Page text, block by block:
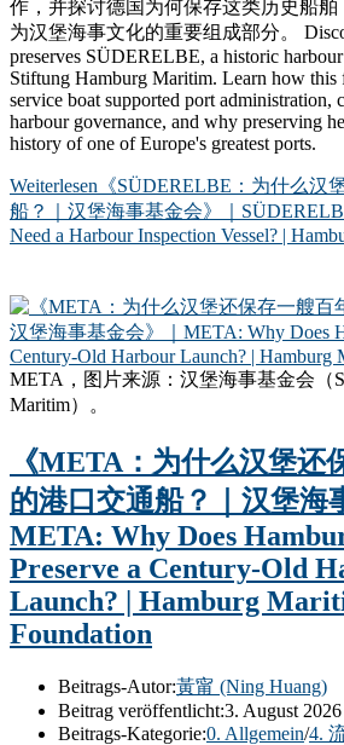
作，并探讨德国为何保存这类历史船
为汉堡海事文化的重要组成部分。
preserves SÜDERELBE, a historic
Stiftung Hamburg Maritim. Learn how this
service boat supported port administration,
harbour governance, and why preserving
history of one of Europe's greatest ports.
Weiterlesen 《SÜDERELBE：为什么汉
船？｜汉堡海事基金会》｜
Need a Harbour Inspection Vessel? |
META，图片来源：汉堡海事基金会（
Maritim）。
《META：为什么汉堡还
的港口交通船？｜汉堡海
META: Why Does
Preserve a Century-Old
Launch? | Hamburg
Foundation
Beitrags-Autor:黃甯 (Ning Huang)
Beitrag veröffentlicht:3. August 2026
Beitrags-Kategorie:0. Allgemein/4.